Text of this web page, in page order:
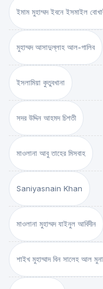
ইমাম মুহাম্মদ ইবনে ইসমাইল
মুহাম্মদ আসাদুল্লাহ আল-গালিব
ইসলামিয়া কুতুবখানা
সদর উদ্দিন আহমদ চিশতী
মাওলানা আবু তাহের মিসবাহ
Saniyasnain Khan
মাওলানা মুহাম্মদ যাইনুল আবিদীন
শাইখ মুহাম্মাদ বিন সালেহ আল